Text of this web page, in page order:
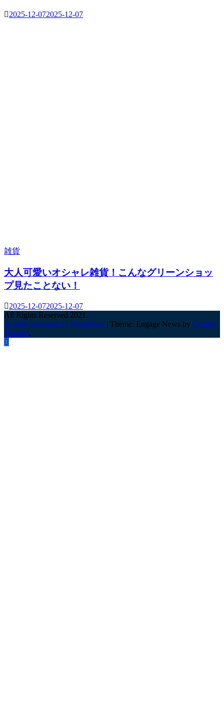
2025-12-072025-12-07
雑貨
大人可愛いオシャレ雑貨！こんなグリーンショッ
プ見たことない！
2025-12-072025-12-07
All Rights Reserved 2021.
Proudly powered by WordPress | Theme: Engage News by Candid
Themes.